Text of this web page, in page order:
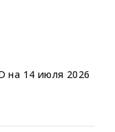
на 14 июля 2026